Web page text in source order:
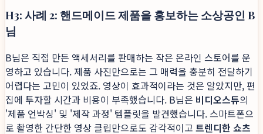
H3: 사례 2: 핸드메이드 제품을 홍보하는 소상공인 B
님
B님은 직접 만든 액세서리를 판매하는 작은 온라인 스토어를 운
영하고 있습니다. 제품 사진만으로는 그 매력을 충분히 전달하기
어렵다는 고민이 있었죠. 영상이 효과적이라는 것은 알았지만, 편
집에 투자할 시간과 비용이 부족했습니다. B님은 비디오스튜의
'제품 언박싱' 및 '제작 과정' 템플릿을 발견했습니다. 스마트폰으
로 촬영한 간단한 영상 클립만으로도 감각적이고 트렌디한 쇼츠